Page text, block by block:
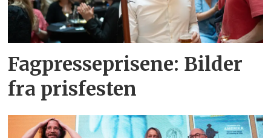
Fagpresseprisene: Bilder
fra prisfesten